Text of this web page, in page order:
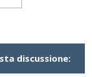
discussione: